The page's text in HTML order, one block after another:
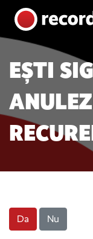
Skip to content
Main
EȘTI
Da Nu